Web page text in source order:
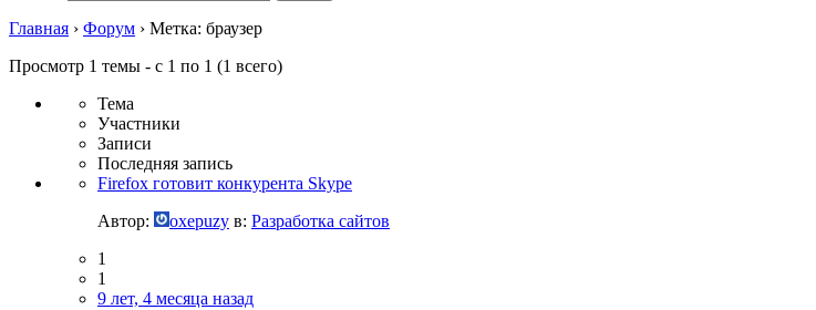
Главная › Форум › Метка: браузер
Просмотр 1 темы - с 1 по 1 (1 всего)
Тема
Участники
Записи
Последняя запись
Firefox готовит конкурента Skype
Автор:
oxepuzy в: Разработка сайтов
1
1
9 лет, 4 месяца назад